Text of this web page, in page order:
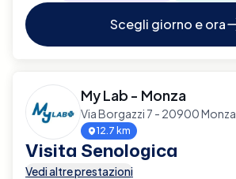
Scegli giorno e ora
My Lab - Monza
Via Borgazzi 7 - 20900 Monza
12.7 km
Visita Senologica
Vedi altre prestazioni